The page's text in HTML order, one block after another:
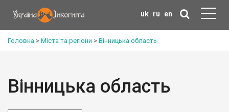
uk ru en
Головна > Міста та регіони > Вінницька область
Вінницька область